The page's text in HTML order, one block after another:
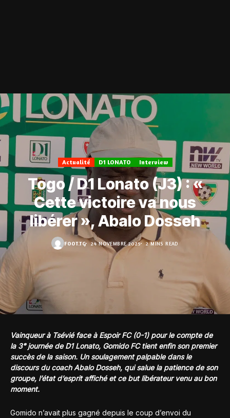
Actualité D1 LONATO Interview
Togo / D1 Lonato (J3) : «
Cette victoire va nous
libérer », Abalo Dosseh
FOOT.TG 24 NOVEMBRE 2025 2 MINS READ
Vainqueur à Tsévié face à Espoir FC (0-1) pour le compte de
la 3ᵉ journée de D1 Lonato, Gomido FC tient enfin son premier
succès de la saison. Un soulagement palpable dans le
discours du coach Abalo Dosseh, qui salue la patience de son
groupe, l’état d’esprit affiché et ce but libérateur venu au bon
moment.
Gomido n’avait plus gagné depuis le coup d’envoi du